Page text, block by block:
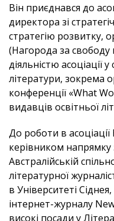
Він приєднався до
директора зі
стратегію розвитку,
(Нагорода за свободу
діяльністю асоціації у
літератури, зокрема
конференції «What
видавців освітньої
До роботи в
керівником напрямку
Австралійській
літературної
в Університеті
інтернет-журналу
високі посади у